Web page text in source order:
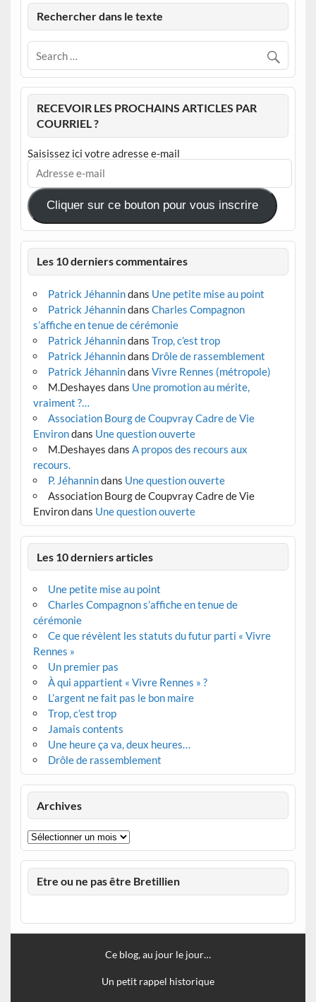
Rechercher dans le texte
RECEVOIR LES PROCHAINS ARTICLES PAR
COURRIEL ?
Saisissez ici votre adresse e-mail
Adresse
mail
Cliquer sur ce bouton pour vous inscrire
Les 10 derniers commentaires
Patrick Jéhannindans Une petite mise au point
Patrick Jéhannindans Charles Compagnon
s’affiche en tenue de cérémonie
Patrick Jéhannindans Trop, c’est trop
Patrick Jéhannindans Drôle de rassemblement
Patrick Jéhannindans Vivre Rennes (métropole)
M.Deshayes dans Une promotion au mérite,
vraiment ?…
Association Bourg de Coupvray Cadre de Vie
Environdans Une question ouverte
M.Deshayes dans A propos des recours aux
recours.
P. Jéhannindans Une question ouverte
Association Bourg de Coupvray Cadre de Vie
Environdans Une question ouverte
Les 10 derniers articles
Une petite mise au point
Charles Compagnon s’affiche en tenue de
cérémonie
Ce que révèlent les statuts du futur parti « Vivre
Rennes »
Un premier pas
À qui appartient « Vivre Rennes » ?
L’argent ne fait pas le bon maire
Trop, c’est trop
Jamais contents
Une heure ça va, deux heures…
Drôle de rassemblement
Archives
Archives
Etre ou ne pas être Bretillien
Ce blog, au jour le jour…
Un petit rappel historique